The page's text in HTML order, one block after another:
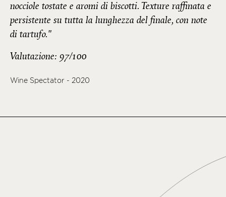
nocciole tostate e aromi di biscotti. Texture raffinata e
persistente su tutta la lunghezza del finale, con note
di tartufo."
Valutazione: 97/100
Wine Spectator - 2020